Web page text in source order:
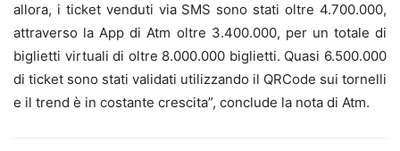
allora, i ticket venduti via SMS sono stati oltre 4.700.000,
attraverso la App di Atm oltre 3.400.000, per un totale di
biglietti virtuali di oltre 8.000.000 biglietti. Quasi 6.500.000
di ticket sono stati validati utilizzando il QRCode sui tornelli
e il trend è in costante crescita”, conclude la nota di Atm.